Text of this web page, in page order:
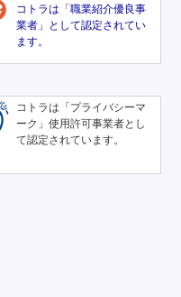
コトラは「職業紹介優良事
業者」として認定されてい
ます。
コトラは「プライバシーマ
ーク」使用許可事業者とし
て認定されています。